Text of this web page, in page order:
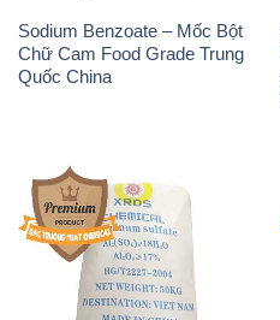
Sodium Benzoate – Mốc Bột
Chữ Cam Food Grade Trung
Quốc China